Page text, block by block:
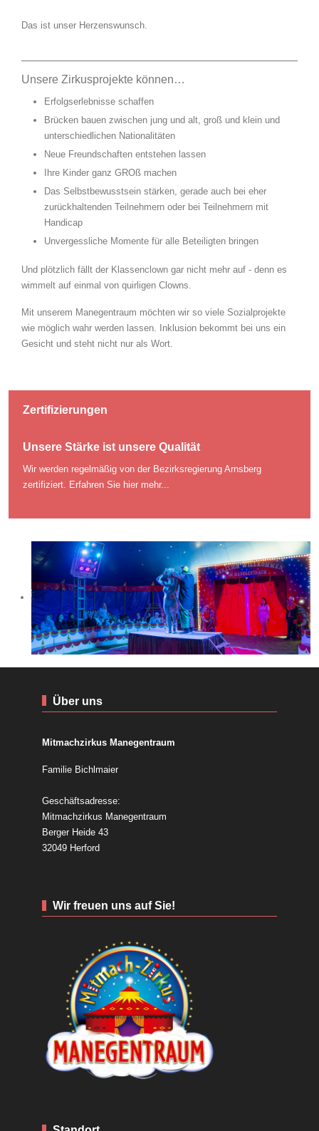
Das ist unser Herzenswunsch.
Unsere Zirkusprojekte können…
Erfolgserlebnisse schaffen
Brücken bauen zwischen jung und alt, groß und klein und
unterschiedlichen Nationalitäten
Neue Freundschaften entstehen lassen
Ihre Kinder ganz GROß machen
Das Selbstbewusstsein stärken, gerade auch bei eher
zurückhaltenden Teilnehmern oder bei Teilnehmern mit
Handicap
Unvergessliche Momente für alle Beteiligten bringen
Und plötzlich fällt der Klassenclown gar nicht mehr auf - denn es
wimmelt auf einmal von quirligen Clowns.
Mit unserem Manegentraum möchten wir so viele Sozialprojekte
wie möglich wahr werden lassen. Inklusion bekommt bei uns ein
Gesicht und steht nicht nur als Wort.
Zertifizierungen
Unsere Stärke ist unsere Qualität
Wir werden regelmäßig von der Bezirksregierung Arnsberg
zertifiziert. Erfahren Sie hier mehr...
Über uns
Mitmachzirkus Manegentraum
Familie Bichlmaier
Geschäftsadresse:
Mitmachzirkus Manegentraum
Berger Heide 43
32049 Herford
Wir freuen uns auf Sie!